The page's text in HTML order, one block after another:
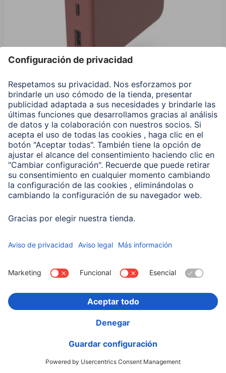
Hama Power Pack "Color 10", 10000 mAh, 2 Salidas:
USB-C, USB-A, Rojo
00201714
Variantes: Tono del Color (3) & Capacidad (2)
19,99 EUR